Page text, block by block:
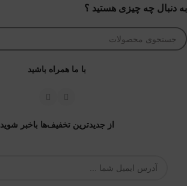
به دنبال چه چیزی هستید ؟
با ما همراه باشید
از جدیدترین تخفیف‌ها باخبر شوید